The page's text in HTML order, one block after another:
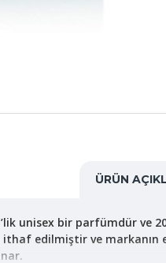
ÜRÜN
unisex bir parfümdür ve
edilmiştir ve